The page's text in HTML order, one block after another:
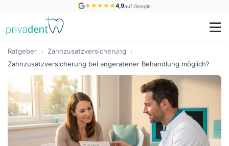
★ ★ ★ ★ ★4,9auf Google
Ratgeber › Zahnzusatzversicherung
›
Zahnzusatzversicherung bei angeratener Behandlung möglich?